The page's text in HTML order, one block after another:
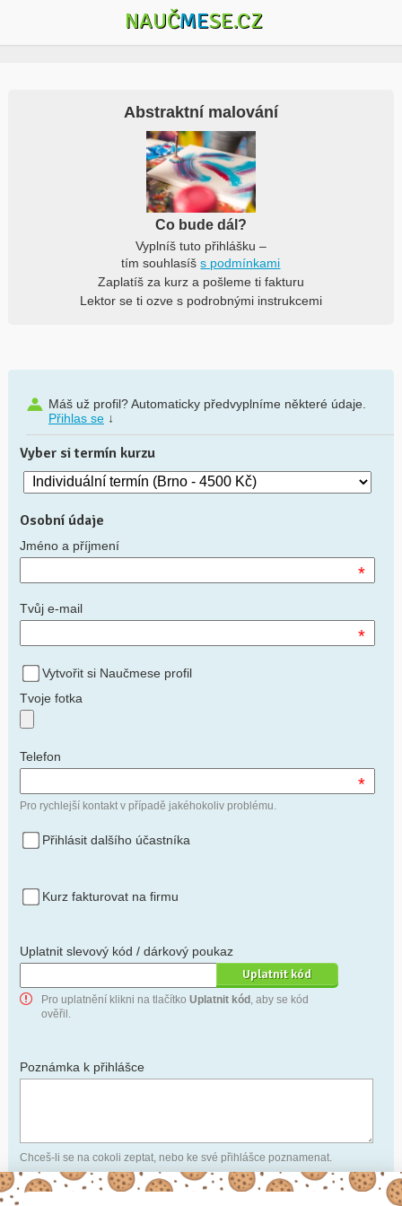
NAUČMESE.CZ
Abstraktní malování
Co bude dál?
Vyplníš tuto přihlášku –
tím souhlasíšs podmínkami
Zaplatíš za kurz a pošleme ti fakturu
Lektor se ti ozve s podrobnými instrukcemi
Máš už profil? Automaticky předvyplníme některé údaje.
Přihlas se↓
Vyber si termín kurzu
Osobní údaje
Jméno a příjmení
*
Tvůj e-mail
*
Vytvořit si Naučmese profil
Tvoje fotka
Telefon
*
Pro rychlejší kontakt v případě jakéhokoliv problému.
Přihlásit dalšího účastníka
Kurz fakturovat na firmu
Uplatnit slevový kód / dárkový poukaz
Pro uplatnění klikni na tlačítko Uplatnit kód , aby se kód
ověřil.
Poznámka k přihlášce
Chceš-li se na cokoli zeptat, nebo ke své přihlášce poznamenat.
Anonymní profil – odesláním přihlášky se automaticky